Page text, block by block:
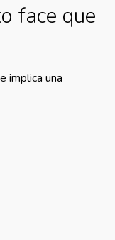
face que
implica una